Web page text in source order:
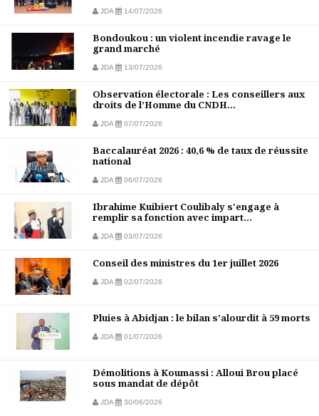
JDA 14/07/2026
Bondoukou : un violent incendie ravage le
grand marché
JDA 13/07/2026
Observation électorale : Les conseillers aux
droits de l’Homme du CNDH...
JDA 07/07/2026
Baccalauréat 2026 : 40,6 % de taux de réussite
national
JDA 06/07/2026
Ibrahime Kuibiert Coulibaly s'engage à
remplir sa fonction avec impart...
JDA 03/07/2026
Conseil des ministres du 1er juillet 2026
JDA 02/07/2026
Pluies à Abidjan : le bilan s’alourdit à 59 morts
JDA 01/07/2026
Démolitions à Koumassi : Alloui Brou placé
sous mandat de dépôt
JDA 30/06/2026